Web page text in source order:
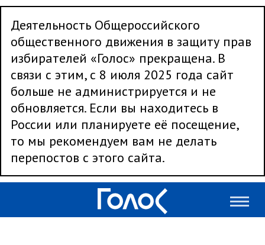
Деятельность Общероссийского
общественного движения в защиту прав
избирателей «Голос» прекращена. В
связи с этим, с 8 июля 2025 года сайт
больше не администрируется и не
обновляется. Если вы находитесь в
России или планируете её посещение,
то мы рекомендуем вам не делать
перепостов с этого сайта.